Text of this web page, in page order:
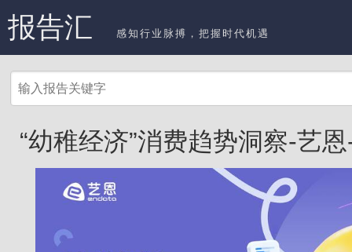
报告汇 感知行业脉搏，把握时代机遇
“幼稚经济”消费趋势洞察-艺